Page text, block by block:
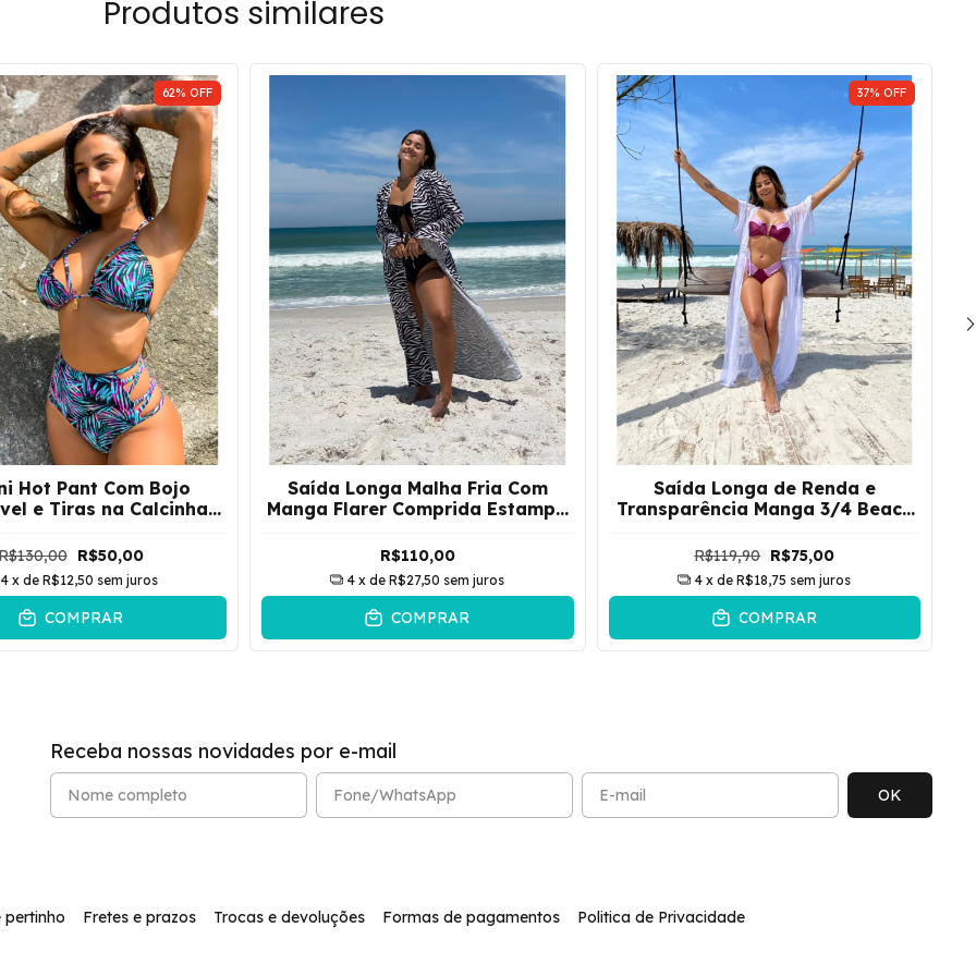
Produtos similares
62% OFF
Hot Pant Com Bojo
e Tiras na Calcinha
R$50,00
4 x de R$12,50 sem juros
COMPRAR
Saída Longa Malha Fria Com
Manga Flarer Comprida Estampa
R$110,00
4 x deR$27,50 sem juros
COMPRAR
37% OFF
Saída Longa de Renda e
Transparência Manga 3/4 Beach
R$119,90 R$75,00
4 x deR$18,75 sem juros
COMPRAR
Receba nossas novidades por e-mail
pertinho Fretes e prazos Trocas e devoluções Formas de pagamentos Politica de Privacidade